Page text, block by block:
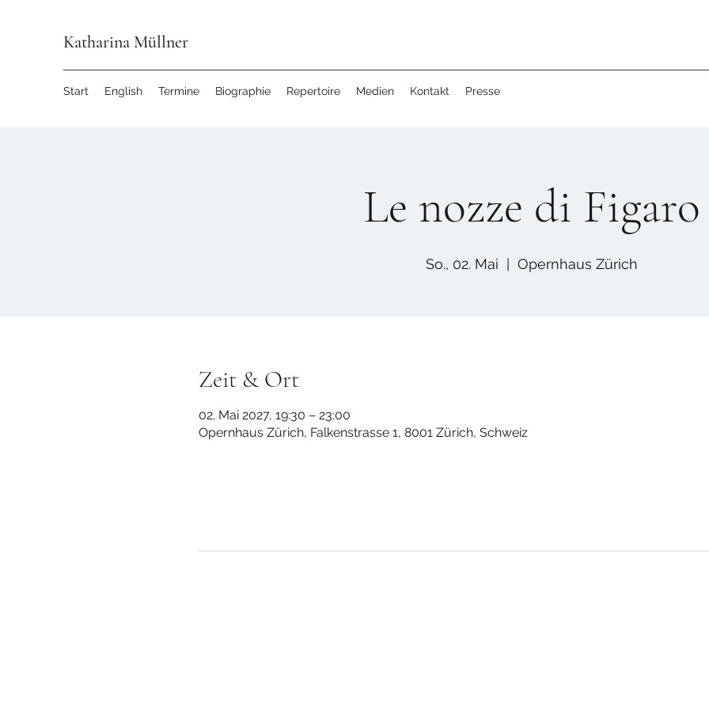
Katharina Müllner
Start English Termine Biographie Repertoire Medien Kontakt Presse
Le nozze di Figaro
So., 02. Mai Opernhaus Zürich
Zeit & Ort
02. Mai 2027, 19:30 – 23:00
Opernhaus Zürich, Falkenstrasse 1, 8001 Zürich, Schweiz